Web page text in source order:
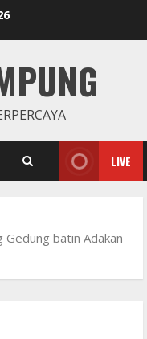
LIVE
batin Adakan